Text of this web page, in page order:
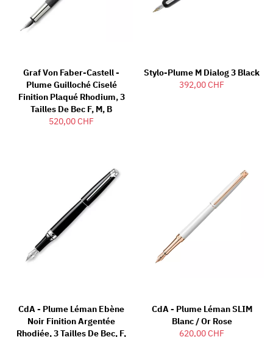
Graf Von Faber-Castell -
Plume Guilloché Ciselé
Finition Plaqué Rhodium, 3
Tailles De Bec F, M, B
520,00 CHF
Stylo-Plume M Dialog 3 Black
392,00 CHF
CdA - Plume Léman Ebène
Noir Finition Argentée
Rhodiée, 3 Tailles De Bec, F,
CdA - Plume Léman SLIM
Blanc / Or Rose
620,00 CHF